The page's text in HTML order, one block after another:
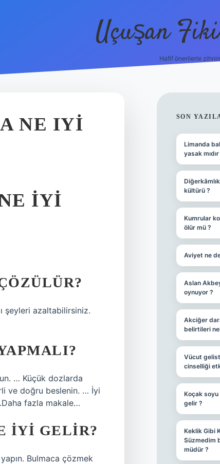
Uçuşan
Hafif önerilerle
NE IYI
IYI
şeyleri azaltabilirsiniz.
… Küçük dozlarda
ve doğru beslenin. … İyi
fazla makale…
IYI GELIR?
Bulmaca çözmek
SON
Limanda
yasak mıdır
kültürü ?
Kumrular
ölür mü ?
Aviyet ne
Aslan
oynuyor ?
Akciğer
belirtileri
Vücut
cinselliği
Koçak soyu
gelir ?
Keklik Gibi
Süzmedim
müdür ?